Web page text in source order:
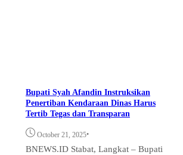
Bupati Syah Afandin Instruksikan
Penertiban Kendaraan Dinas Harus
Tertib Tegas dan Transparan
October 21, 2025•
BNEWS.ID Stabat, Langkat – Bupati